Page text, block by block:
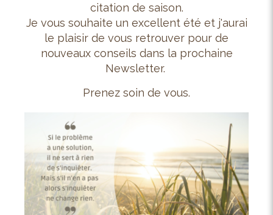
citation de saison.
Je vous souhaite un excellent été et j'aurai
le plaisir de vous retrouver pour de
nouveaux conseils dans la prochaine
Newsletter.
Prenez soin de vous.